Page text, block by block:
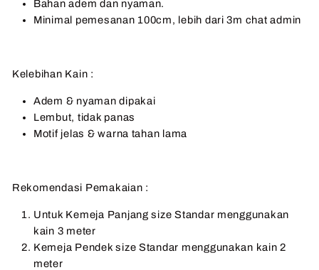
Bahan adem dan nyaman.
Minimal pemesanan 100cm, lebih dari 3m chat admin
Kelebihan Kain :
Adem & nyaman dipakai
Lembut, tidak panas
Motif jelas & warna tahan lama
Rekomendasi Pemakaian :
Untuk Kemeja Panjang size Standar menggunakan
kain 3 meter
Kemeja Pendek size Standar menggunakan kain 2
meter